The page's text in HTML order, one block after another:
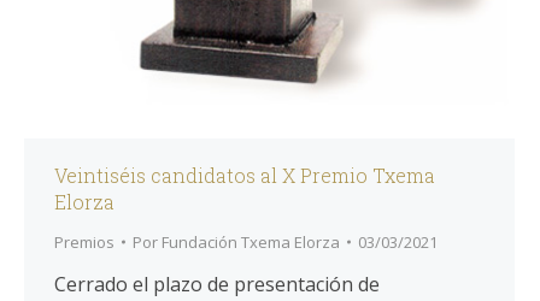
Veintiséis candidatos al X Premio Txema
Elorza
Premios Por Fundación Txema Elorza 03/03/2021
Cerrado el plazo de presentación de